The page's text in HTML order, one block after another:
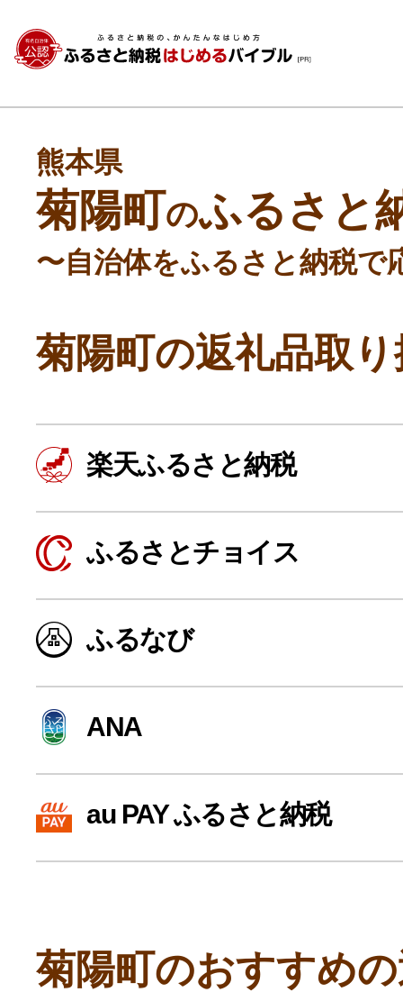
よく見られている返礼品
ふるさと納税徹底比較
寄付上限額シミュレーション
副業・パラレルワーカー
熊本県
菊陽町のふるさと
〜自治体をふるさと納税で
菊陽町の返礼品取
楽天ふるさと納税
ふるさとチョイス
ふるなび
ANA
au PAY ふるさと納税
菊陽町のおすすめ